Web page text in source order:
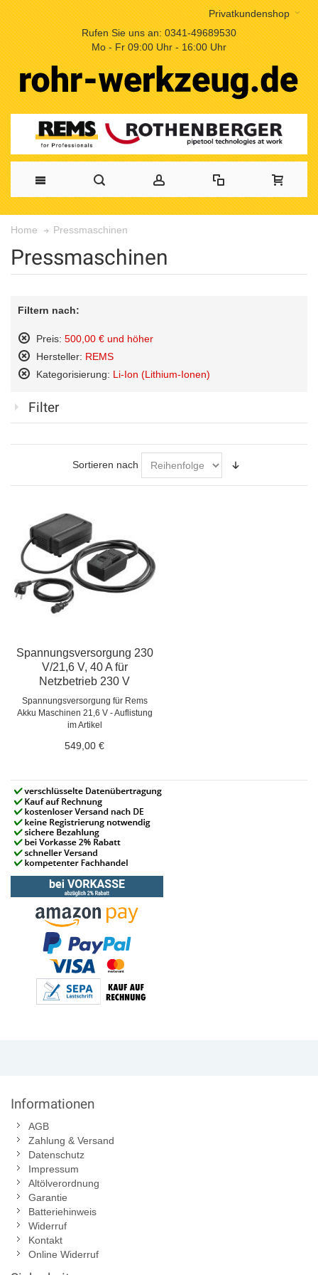
Privatkundenshop
Rufen Sie uns an: 0341-49689530
Mo - Fr 09:00 Uhr - 16:00 Uhr
Home Pressmaschinen
Pressmaschinen
Filtern nach:
Preis: 500,00 € und höher
Diesen
Artikel
entfernen
Hersteller: REMS
Diesen
Artikel
Kategorisierung: Li-Ion (Lithium-Ionen)
Artikel
entfernen
Filter
Sortieren nach
Spannungsversorgung 230
V/21,6 V, 40 A für
Netzbetrieb 230 V
Spannungsversorgung für Rems
Akku Maschinen 21,6 V - Auflistung
im Artikel
549,00 €
Informationen
AGB
Zahlung & Versand
Datenschutz
Impressum
Altölverordnung
Garantie
Batteriehinweis
Widerruf
Kontakt
Online Widerruf